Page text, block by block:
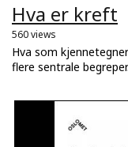
Hva er kreft
560 views
Hva som
flere sentrale